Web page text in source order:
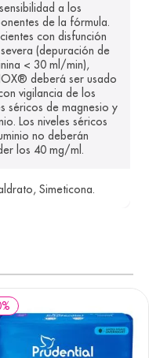
a los
de la fórmula.
con disfunción
(depuración de
< 30 ml/min),
deberá ser usado
vigilancia de los
séricos de magnesio y
Los niveles séricos
no deberán
los 40 mg/ml.
Simeticona.
%